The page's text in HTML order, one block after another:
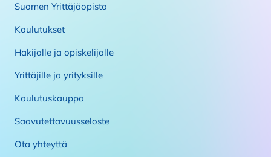
Suomen Yrittäjäopisto
Koulutukset
Hakijalle ja opiskelijalle
Yrittäjille ja yrityksille
Koulutuskauppa
Saavutettavuusseloste
Ota yhteyttä